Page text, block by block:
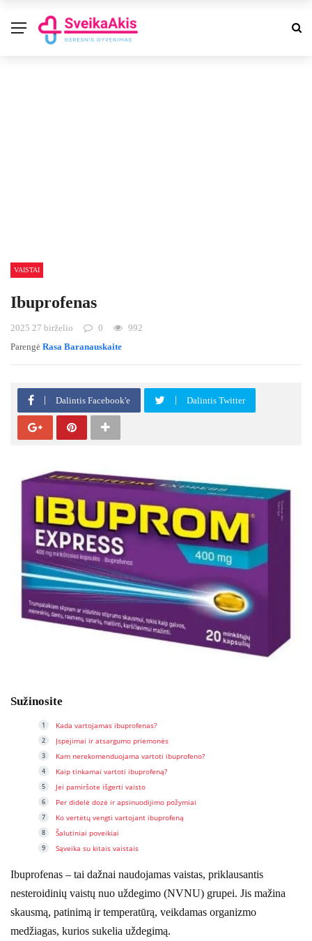
VAISTAI
Ibuprofenas
2025 27 birželio 0
992
Parengė Rasa Baranauskaite
Dalintis Facebook'e Dalintis Twitter
Sužinosite
Kada vartojamas ibuprofenas?
Įspėjimai ir atsargumo priemonės
Kam nerekomenduojama vartoti ibuprofeno?
Kaip tinkamai vartoti ibuprofeną?
Jei pamiršote išgerti vaisto
Per didelė dozė ir apsinuodijimo požymiai
Ko vertėtų vengti vartojant ibuprofeną
Šalutiniai poveikiai
Sąveika su kitais vaistais
Ibuprofenas – tai dažnai naudojamas vaistas, priklausantis
nesteroidinių vaistų nuo uždegimo (NVNU) grupei. Jis mažina
skausmą, patinimą ir temperatūrą, veikdamas organizmo
medžiagas, kurios sukelia uždegimą.